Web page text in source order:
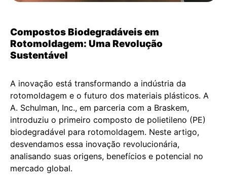
Compostos Biodegradáveis em
Rotomoldagem: Uma Revolução
Sustentável
A inovação está transformando a indústria da
rotomoldagem e o futuro dos materiais plásticos. A
A. Schulman, Inc., em parceria com a Braskem,
introduziu o primeiro composto de polietileno (PE)
biodegradável para rotomoldagem. Neste artigo,
desvendamos essa inovação revolucionária,
analisando suas origens, benefícios e potencial no
mercado global.